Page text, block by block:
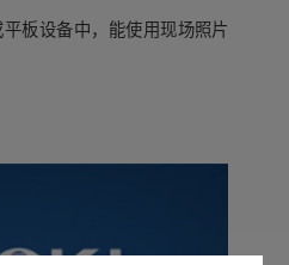
板设备中，能使用现场照片